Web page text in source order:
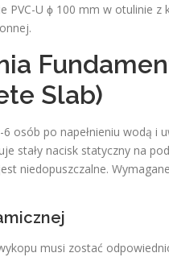
PVC-U ϕ 100 mm w otulinie
Slab)
osób po napełnieniu wodą i
stały nacisk statyczny na
niedopuszczalne.
musi zostać